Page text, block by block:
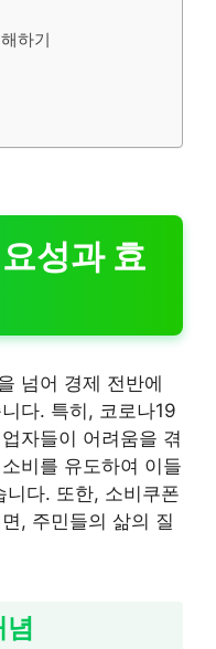
하기
성과 효
넘어 경제 전반에
다. 특히, 코로나19
자들이 어려움을 겪
비를 유도하여 이들
니다. 또한, 소비쿠폰
, 주민들의 삶의 질